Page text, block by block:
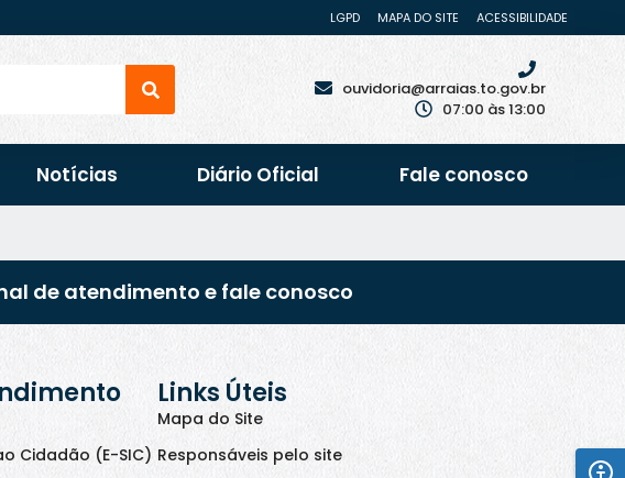
LGPD MAPA DO SITE ACESSIBILIDADE
ouvidoria@arraias.to.gov.br
07:00 às 13:00
Notícias Diário Oficial Fale conosco
de atendimento e fale conosco
Cidadão (E-SIC)
Links Úteis
Mapa do Site
Responsáveis pelo site